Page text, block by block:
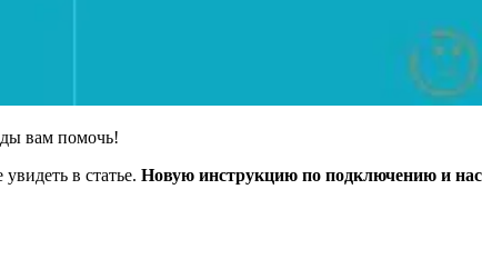
вам помочь!
в статье. Новую инструкцию по подключению и